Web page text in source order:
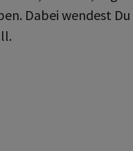
Dabei wendest